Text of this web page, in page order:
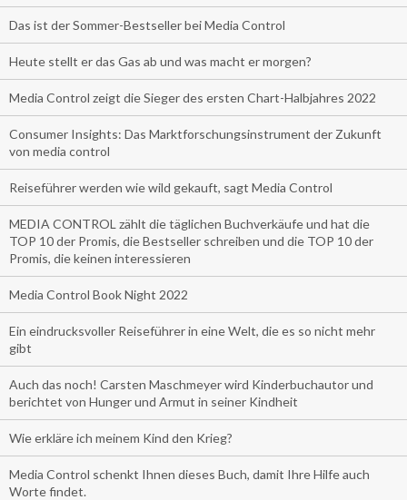
Das ist der Sommer-Bestseller bei Media Control
Heute stellt er das Gas ab und was macht er morgen?
Media Control zeigt die Sieger des ersten Chart-Halbjahres 2022
Consumer Insights: Das Marktforschungsinstrument der Zukunft
von media control
Reiseführer werden wie wild gekauft, sagt Media Control
MEDIA CONTROL zählt die täglichen Buchverkäufe und hat die
TOP 10 der Promis, die Bestseller schreiben und die TOP 10 der
Promis, die keinen interessieren
Media Control Book Night 2022
Ein eindrucksvoller Reiseführer in eine Welt, die es so nicht mehr
gibt
Auch das noch! Carsten Maschmeyer wird Kinderbuchautor und
berichtet von Hunger und Armut in seiner Kindheit
Wie erkläre ich meinem Kind den Krieg?
Media Control schenkt Ihnen dieses Buch, damit Ihre Hilfe auch
Worte findet.